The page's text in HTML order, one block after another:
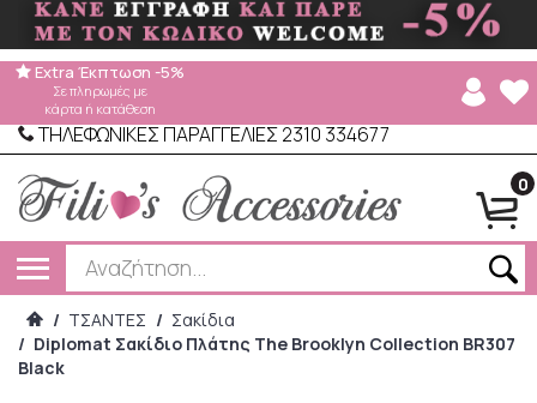
ΤΗΛΕΦΩΝΙΚΕΣ ΠΑΡΑΓΓΕΛΙΕΣ 2310 334677
0
Extra Έκπτωση -5%
Σε πληρωμές με
κάρτα ή κατάθεση
/ ΤΣΑΝΤΕΣ / Σακίδια
/ Diplomat Σακίδιο Πλάτης The Brooklyn Collection BR307
Black